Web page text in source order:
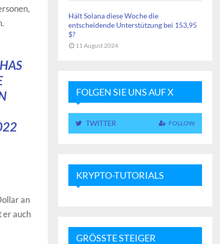
an
er auch
Hält Solana diese Woche die
entscheidende Unterstützung bei 153,95
$?
11 August 2024
FOLGEN SIE UNS AUF X
TWITTER FOLLOW
KRYPTO-TUTORIALS
GRÖSSTE STEIGER